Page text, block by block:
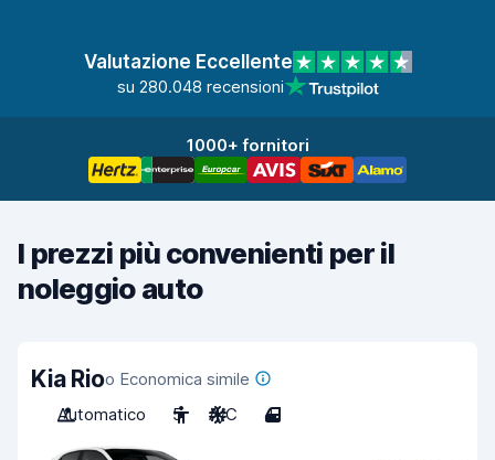
Valutazione Eccellente
su 280.048 recensioni
1000+ fornitori
I prezzi più convenienti per il
noleggio auto
Kia Rioo Economica simile
Automatico
5 A/C 4